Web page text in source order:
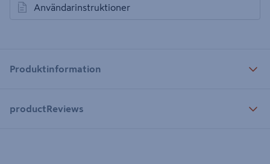
Användarinstruktioner
öppnas i en ny flik
Produktinformation
productReviews